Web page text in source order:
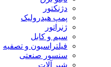
دژنکتور
پمپ هیدرولیک
ژنراتور
سیم و کابل
فیلتراسیون و تصفیه
سنسور صنعتی
شیر آلات